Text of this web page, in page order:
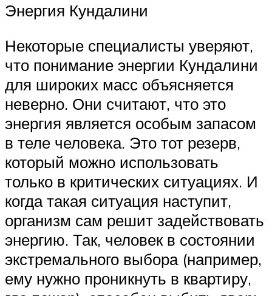
Энергия Кундалини
Некоторые специалисты уверяют,
что понимание энергии Кундалини
для широких масс объясняется
неверно. Они считают, что это
энергия является особым запасом
в теле человека. Это тот резерв,
который можно использовать
только в критических ситуациях. И
когда такая ситуация наступит,
организм сам решит задействовать
энергию. Так, человек в состоянии
экстремального выбора (например,
ему нужно проникнуть в квартиру,